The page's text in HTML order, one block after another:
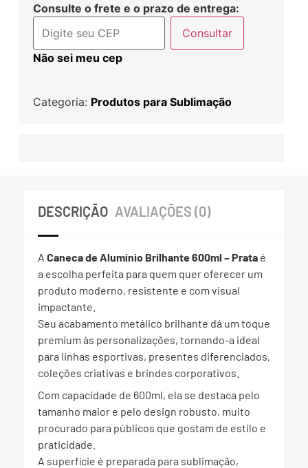
Consulte o frete e o prazo de entrega:
Consultar
Não sei meu cep
Categoria: Produtos para Sublimação
DESCRIÇÃO AVALIAÇÕES (0)
A Caneca de Alumínio Brilhante 600ml – Prata é
a escolha perfeita para quem quer oferecer um
produto moderno, resistente e com visual
impactante.
Seu acabamento metálico brilhante dá um toque
premium às personalizações, tornando-a ideal
para linhas esportivas, presentes diferenciados,
coleções criativas e brindes corporativos.
Com capacidade de 600ml, ela se destaca pelo
tamanho maior e pelo design robusto, muito
procurado para públicos que gostam de estilo e
praticidade.
A superfície é preparada para sublimação,